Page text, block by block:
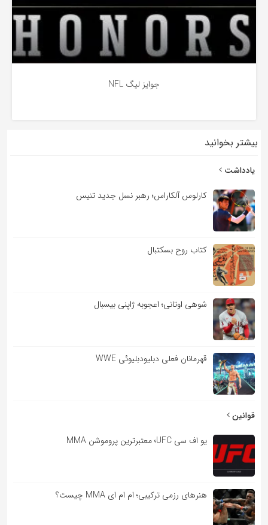
جوایز لیگ NFL
4 سال پیش
بیشتر بخوانید
یادداشت
کارلوس آلکاراس؛ رهبر نسل جدید تنیس
کتاب روح بسکتبال
شوهی اوتانی؛ اعجوبه ژاپنی بیسبال
قهرمانان فعلی دبلیودبلیوئی WWE
قوانین
یو اف سی UFC؛ معتبرترین پروموشن MMA
هنرهای رزمی ترکیبی؛ ام ام ای MMA چیست؟